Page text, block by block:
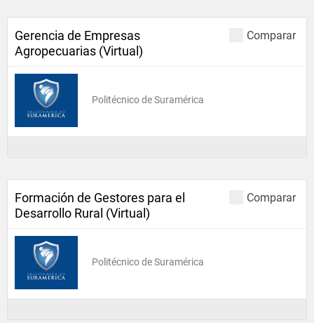
Comparar
Gerencia de Empresas
Agropecuarias (Virtual)
Politécnico de Suramérica
Comparar
Formación de Gestores para el
Desarrollo Rural (Virtual)
Politécnico de Suramérica